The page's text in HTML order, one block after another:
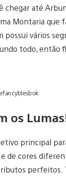
chegar até
Montaria que
possui vários
todo, então
os
principal
de cores
perfeitos.